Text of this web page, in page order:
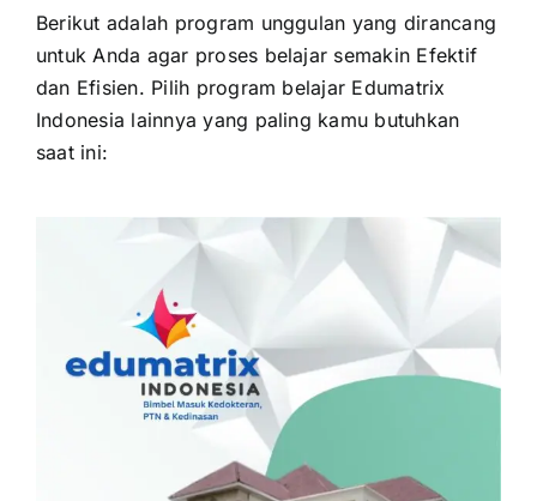
Berikut adalah program unggulan yang dirancang
untuk Anda agar proses belajar semakin Efektif
dan Efisien. Pilih program belajar Edumatrix
Indonesia lainnya yang paling kamu butuhkan
saat ini: